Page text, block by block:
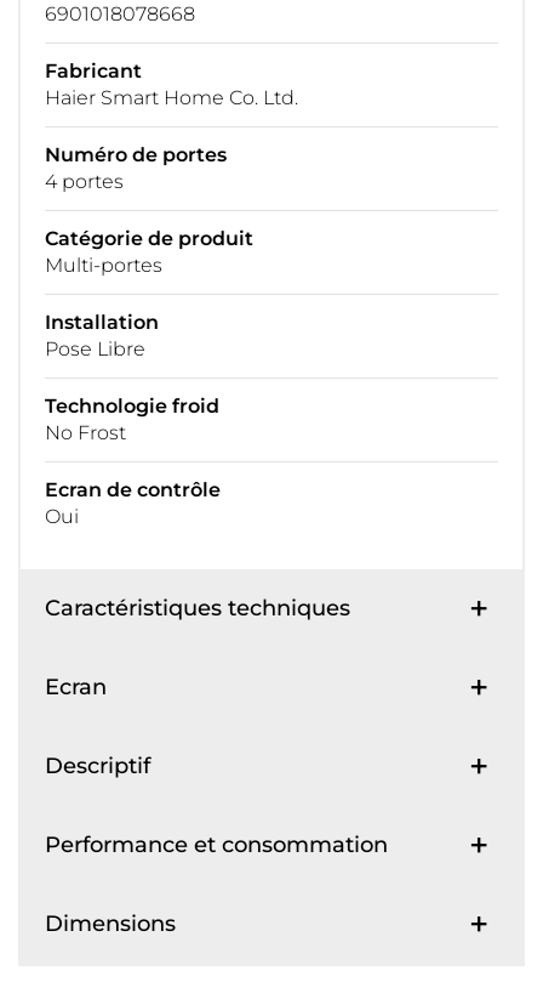
6901018078668
Fabricant
Haier Smart Home Co. Ltd.
Numéro de portes
4 portes
Catégorie de produit
Multi-portes
Installation
Pose Libre
Technologie froid
No Frost
Ecran de contrôle
Oui
Caractéristiques techniques
Ecran
Descriptif
Performance et consommation
Dimensions